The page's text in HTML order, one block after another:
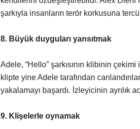
şarkıyla insanların terör korkusuna
8. Büyük duyguları yansıtmak
Adele, “Hello” şarkısının klibinin
klipte yine Adele tarafından
yakalamayı başardı. İzleyicinin ayrılık
9. Klişelerle oynamak